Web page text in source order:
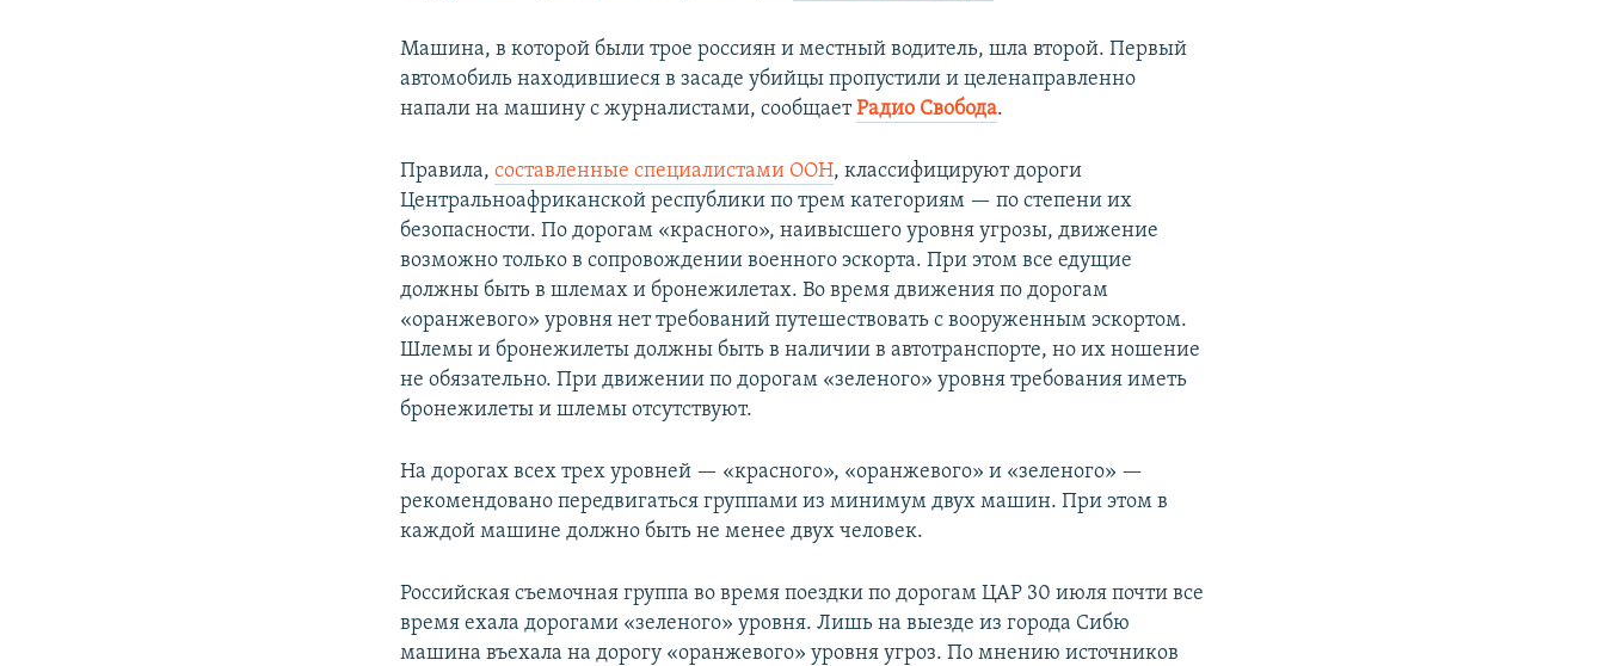
Машина, в которой были трое россиян и местный водитель, шла второй. Первый
автомобиль находившиеся в засаде убийцы пропустили и целенаправленно
напали на машину с журналистами, сообщаетРадио Свобода.
Правила,составленные специалистами ООН, классифицируют дороги
Центральноафриканской республики по трем категориям — по степени их
безопасности. По дорогам «красного», наивысшего уровня угрозы, движение
возможно только в сопровождении военного эскорта. При этом все едущие
должны быть в шлемах и бронежилетах. Во время движения по дорогам
«оранжевого» уровня нет требований путешествовать с вооруженным эскортом.
Шлемы и бронежилеты должны быть в наличии в автотранспорте, но их ношение
не обязательно. При движении по дорогам «зеленого» уровня требования иметь
бронежилеты и шлемы отсутствуют.
​На дорогах всех трех уровней — «красного», «оранжевого» и «зеленого» —
рекомендовано передвигаться группами из минимум двух машин. При этом в
каждой машине должно быть не менее двух человек.
Российская съемочная группа во время поездки по дорогам ЦАР 30 июля почти все
время ехала дорогами «зеленого» уровня. Лишь на выезде из города Сибю
машина въехала на дорогу «оранжевого» уровня угроз. По мнению источников